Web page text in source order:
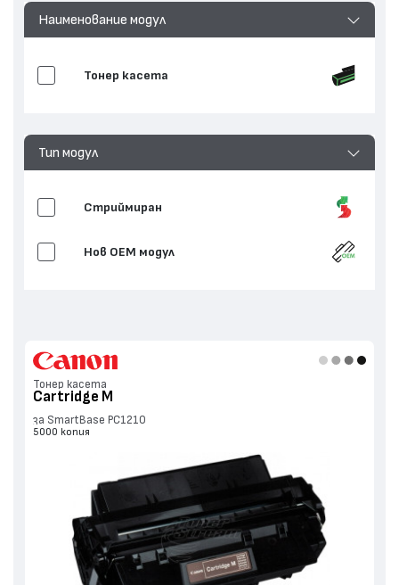
Наименование модул
Тонер касета
Тип модул
Стриймиран
Нов ОЕМ модул
Тонер касета
Cartridge M
за SmartBase PC1210
5000 копия